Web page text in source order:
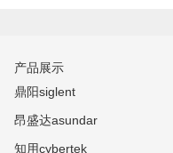
产品展示
鼎阳siglent
昂盛达asundar
知用cybertek